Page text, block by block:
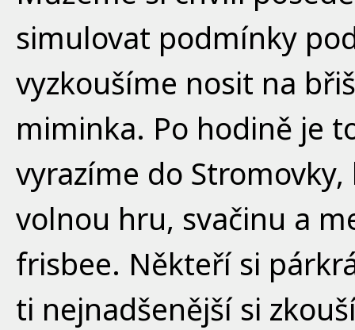
simulovat podmínky
vyzkoušíme nosit na
miminka. Po hodině je
vyrazíme do
volnou hru, svačinu a
frisbee. Někteří si
ti nejnadšenější si